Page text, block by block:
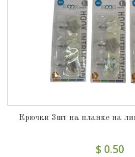
Крючки 3шт на планке на
$ 0.50